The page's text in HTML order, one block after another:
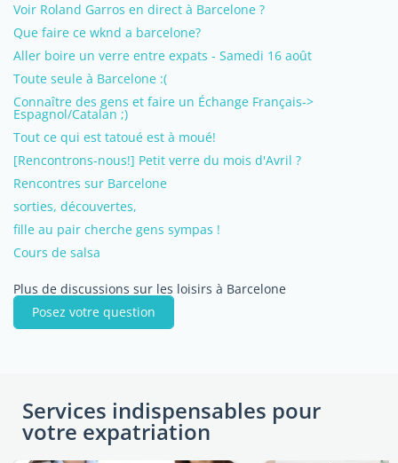
Voir Roland Garros en direct à Barcelone ?
Que faire ce wknd a barcelone?
Aller boire un verre entre expats - Samedi 16 août
Toute seule à Barcelone :(
Connaître des gens et faire un Échange Français->
Espagnol/Catalan ;)
Tout ce qui est tatoué est à moué!
[Rencontrons-nous!] Petit verre du mois d'Avril ?
Rencontres sur Barcelone
sorties, découvertes,
fille au pair cherche gens sympas !
Cours de salsa
Plus de discussions sur les loisirs à Barcelone
Posez votre question
Services indispensables pour
votre expatriation